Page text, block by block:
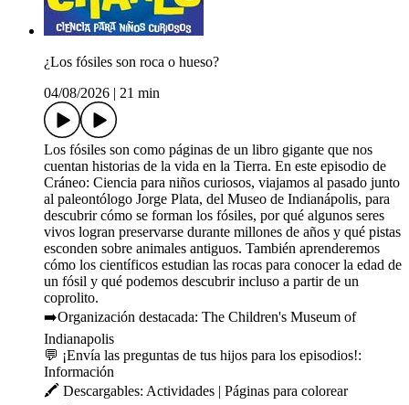
¿Los fósiles son roca o hueso?
04/08/2026
21 min
Los fósiles son como páginas de un libro gigante que nos
cuentan historias de la vida en la Tierra. En este episodio de
Cráneo: Ciencia para niños curiosos, viajamos al pasado junto
al paleontólogo Jorge Plata, del Museo de Indianápolis, para
descubrir cómo se forman los fósiles, por qué algunos seres
vivos logran preservarse durante millones de años y qué pistas
esconden sobre animales antiguos. También aprenderemos
cómo los científicos estudian las rocas para conocer la edad de
un fósil y qué podemos descubrir incluso a partir de un
coprolito.
➡️Organización destacada: The Children's Museum of
Indianapolis
💬 ¡Envía las preguntas de tus hijos para los episodios!:
⁠⁠⁠⁠⁠⁠⁠Información⁠⁠⁠⁠⁠⁠
🖍️ Descargables: ⁠⁠⁠⁠⁠⁠⁠⁠⁠⁠⁠⁠⁠⁠⁠⁠⁠⁠⁠⁠⁠Actividades⁠⁠⁠⁠⁠⁠⁠⁠⁠⁠⁠⁠⁠⁠⁠⁠⁠⁠⁠⁠⁠⁠ | ⁠⁠⁠⁠⁠⁠⁠⁠⁠⁠⁠⁠⁠⁠⁠⁠⁠⁠⁠⁠⁠⁠⁠⁠⁠⁠⁠⁠⁠⁠⁠⁠⁠⁠⁠⁠⁠⁠⁠⁠⁠⁠⁠⁠⁠⁠⁠⁠⁠⁠⁠⁠⁠⁠⁠⁠⁠⁠⁠⁠⁠⁠⁠⁠⁠⁠⁠⁠⁠⁠⁠⁠⁠⁠⁠⁠⁠⁠⁠⁠Páginas para colorear⁠⁠⁠⁠⁠⁠⁠⁠⁠⁠⁠⁠⁠⁠⁠⁠⁠⁠⁠⁠⁠